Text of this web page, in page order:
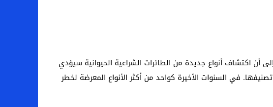
أن اكتشاف أنواع جديدة من الطائرات الشراعية الحيوانية سيؤدي
في السنوات الأخيرة كواحد من أكثر الأنواع المعرضة لخطر